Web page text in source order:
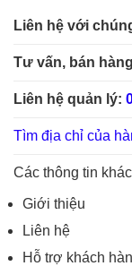
Liên hệ với
Tư vấn, bán
Liên hệ quản lý:
Tìm địa chỉ của
Các thông tin khác
Giới thiệu
Liên hệ
Hỗ trợ khách